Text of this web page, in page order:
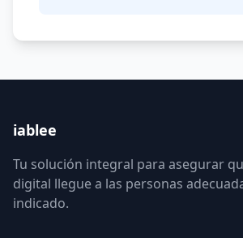
iablee
Tu solución integral para asegurar
digital llegue a las personas
indicado.